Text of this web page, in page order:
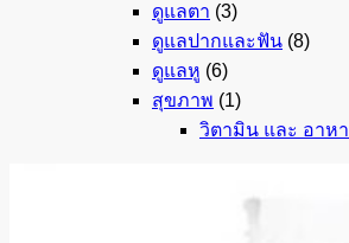
ดูแลตา (3)
ดูแลปากและฟัน (8)
ดูแลหู (6)
สุขภาพ (1)
วิตามิน และ อาหา